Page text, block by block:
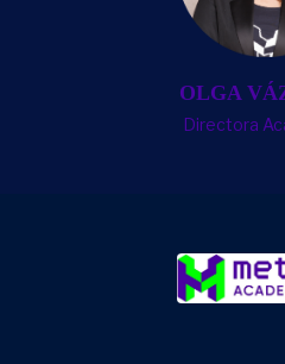
OLGA
Directora